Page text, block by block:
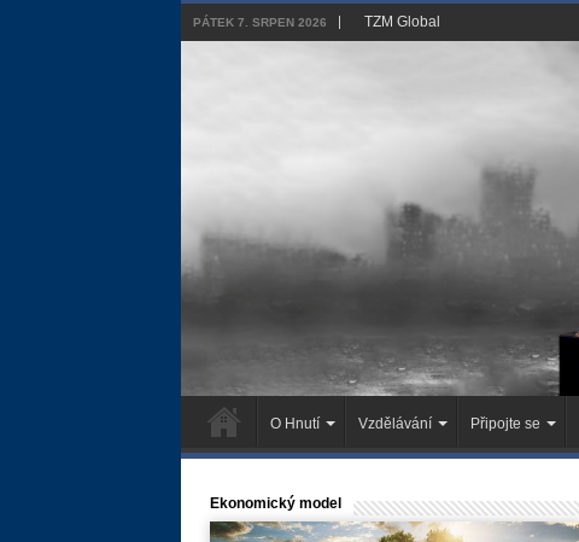
PÁTEK 7. SRPEN 2026 TZM Global
O Hnutí Vzdělávání Připojte se
Ekonomický model